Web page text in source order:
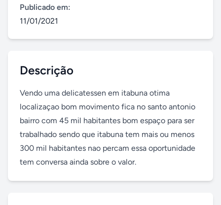
Publicado em:
11/01/2021
Descrição
Vendo uma delicatessen em itabuna otima
localizaçao bom movimento fica no santo antonio
bairro com 45 mil habitantes bom espaço para ser
trabalhado sendo que itabuna tem mais ou menos
300 mil habitantes nao percam essa oportunidade
tem conversa ainda sobre o valor.